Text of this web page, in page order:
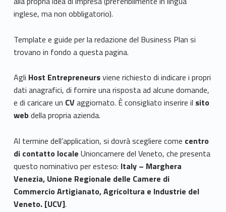
u
n
z
i
o
n
a
l
a
r
inglese, ma non obbligatorio).
Template e guide per la redazione del Business Plan si
trovano in fondo a questa pagina.
Agli Host Entrepreneursviene richiesto di indicare i propri
dati anagrafici, di fornire una risposta ad alcune domande,
e di caricare un CVaggiornato. È consigliato inserire il sito
webdella propria azienda.
Al termine dell’application, si dovrà scegliere come centro
di contatto locale Unioncamere del Veneto, che presenta
questo nominativo per esteso: Italy – Marghera
Venezia, Unione Regionale delle Camere di
Commercio Artigianato, Agricoltura e Industrie del
Veneto. [UCV].